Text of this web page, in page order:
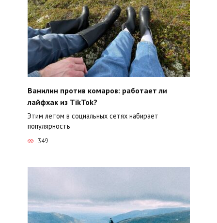
Ванилин против комаров: работает ли
лайфхак из TikTok?
Этим летом в социальных сетях набирает
популярность
349